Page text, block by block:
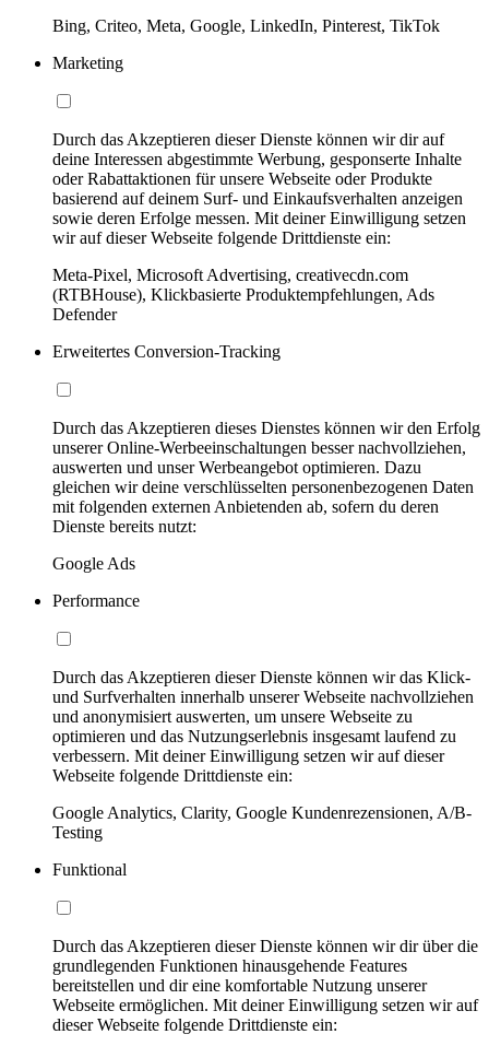
Bing, Criteo, Meta, Google, LinkedIn, Pinterest, TikTok
Marketing
Durch das Akzeptieren dieser Dienste können wir dir auf
deine Interessen abgestimmte Werbung, gesponserte Inhalte
oder Rabattaktionen für unsere Webseite oder Produkte
basierend auf deinem Surf- und Einkaufsverhalten anzeigen
sowie deren Erfolge messen. Mit deiner Einwilligung setzen
wir auf dieser Webseite folgende Drittdienste ein:
Meta-Pixel, Microsoft Advertising, creativecdn.com
(RTBHouse), Klickbasierte Produktempfehlungen, Ads
Defender
Erweitertes Conversion-Tracking
Durch das Akzeptieren dieses Dienstes können wir den Erfolg
unserer Online-Werbeeinschaltungen besser nachvollziehen,
auswerten und unser Werbeangebot optimieren. Dazu
gleichen wir deine verschlüsselten personenbezogenen Daten
mit folgenden externen Anbietenden ab, sofern du deren
Dienste bereits nutzt:
Google Ads
Performance
Durch das Akzeptieren dieser Dienste können wir das Klick-
und Surfverhalten innerhalb unserer Webseite nachvollziehen
und anonymisiert auswerten, um unsere Webseite zu
optimieren und das Nutzungserlebnis insgesamt laufend zu
verbessern. Mit deiner Einwilligung setzen wir auf dieser
Webseite folgende Drittdienste ein:
Google Analytics, Clarity, Google Kundenrezensionen, A/B-
Testing
Funktional
Durch das Akzeptieren dieser Dienste können wir dir über die
grundlegenden Funktionen hinausgehende Features
bereitstellen und dir eine komfortable Nutzung unserer
Webseite ermöglichen. Mit deiner Einwilligung setzen wir auf
dieser Webseite folgende Drittdienste ein: